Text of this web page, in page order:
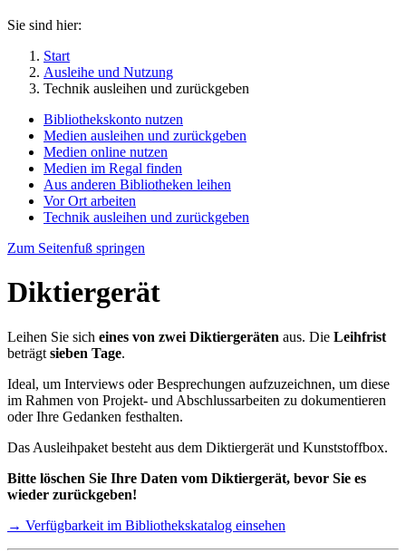
Sie sind hier:
Start
Ausleihe und Nutzung
Technik ausleihen und zurückgeben
Bibliothekskonto nutzen
Medien ausleihen und zurückgeben
Medien online nutzen
Medien im Regal finden
Aus anderen Bibliotheken leihen
Vor Ort arbeiten
Technik ausleihen und zurückgeben
Zum Seitenfuß springen
Diktiergerät
Leihen Sie sich eines von zwei Diktiergeräten aus. Die Leihfrist
beträgt sieben Tage.
Ideal, um Interviews oder Besprechungen aufzuzeichnen, um diese
im Rahmen von Projekt- und Abschlussarbeiten zu dokumentieren
oder Ihre Gedanken festhalten.
Das Ausleihpaket besteht aus dem Diktiergerät und Kunststoffbox.
Bitte löschen Sie Ihre Daten vom Diktiergerät, bevor Sie es
wieder zurückgeben!
→ Verfügbarkeit im Bibliothekskatalog einsehen